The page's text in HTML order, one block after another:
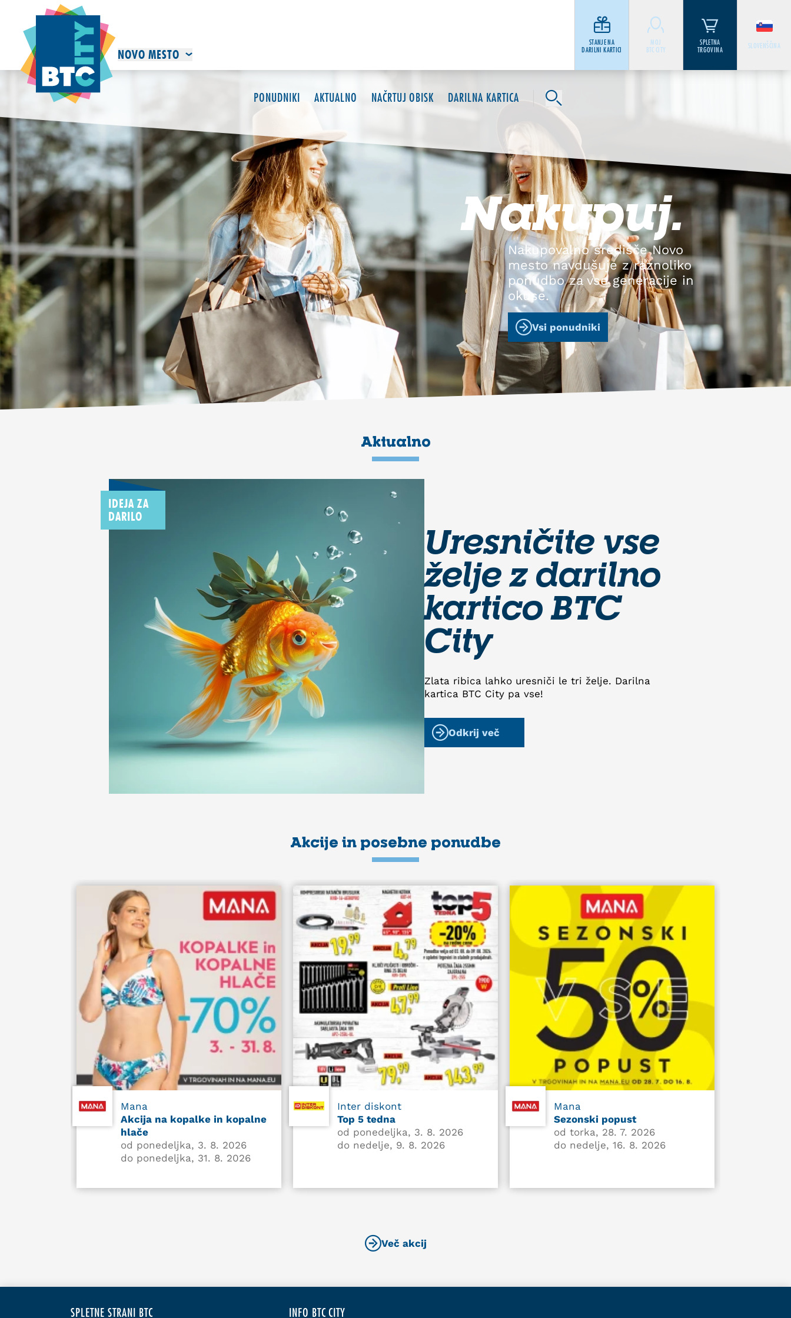
STANJE NA
DARILNI KARTICI
MOJ
BTC CITY
SPLETNA
TRGOVINA
SLOVENŠČINA
NOVO MESTO
PONUDNIKI AKTUALNO NAČRTUJ OBISK DARILNA KARTICA
Nakupuj.
Nakupovalno središče Novo
mesto navdušuje z raznoliko
ponudbo za vse generacije in
okuse.
Vsi ponudniki
Aktualno
IDEJA ZA
DARILO
Uresničite vse
želje z darilno
kartico BTC
City
Zlata ribica lahko uresniči le tri želje. Darilna
kartica BTC City pa vse!
Odkrij več
Akcije in posebne ponudbe
Mana
Akcija na kopalke in kopalne
hlače
od ponedeljka, 3. 8. 2026
do ponedeljka, 31. 8. 2026
Inter diskont
Top 5 tedna
od ponedeljka, 3. 8. 2026
do nedelje, 9. 8. 2026
Mana
Sezonski popust
od torka, 28. 7. 2026
do nedelje, 16. 8. 2026
Več akcij
SPLETNE STRANI BTC INFO BTC CITY